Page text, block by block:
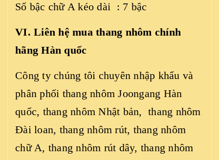
Số bậc chữ A kéo dài : 7 bậc
VI. Liên hệ mua thang nhôm chính
hãng Hàn quốc
Công ty chúng tôi chuyên nhập khẩu và
phân phối thang nhôm Joongang Hàn
quốc, thang nhôm Nhật bản, thang nhôm
Đài loan, thang nhôm rút, thang nhôm
chữ A, thang nhôm rút dây, thang nhôm